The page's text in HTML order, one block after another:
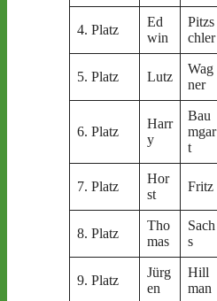
4. Platz
Ed
win
Pitzs
chler
5. Platz Lutz
Wag
ner
6. Platz
Harr
y
Bau
mgar
t
7. Platz
Hor
st
Fritz
8. Platz
Tho
mas
Sach
s
9. Platz
Jürg
en
Hill
man